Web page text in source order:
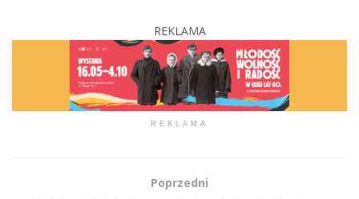
REKLAMA
REKLAMA
Poprzedni